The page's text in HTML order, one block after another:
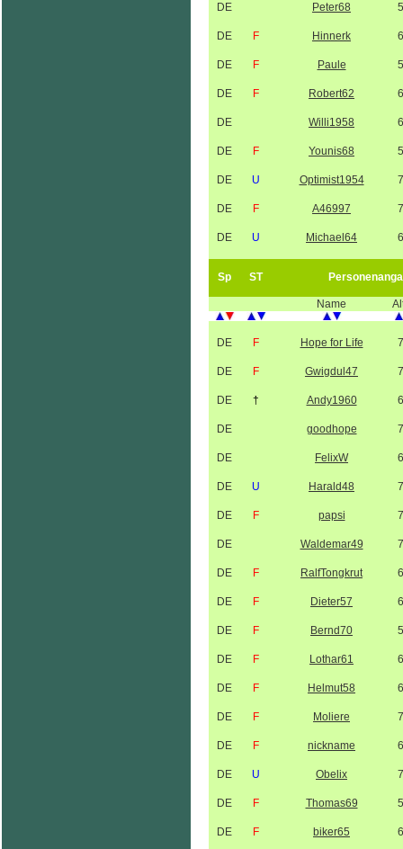
DE Peter68
DE F Hinnerk
DE F Paule
DE F Robert62
DE Willi1958
DE F Younis68
DE U Optimist1954
DE F A46997
DE U Michael64
Sp ST
Name
DE F Hope for Life
DE F Gwigdul47
DE † Andy1960
DE goodhope
DE FelixW
DE U Harald48
DE F papsi
DE Waldemar49
DE F RalfTongkrut
DE F Dieter57
DE F Bernd70
DE F Lothar61
DE F Helmut58
DE F Moliere
DE F nickname
DE U Obelix
DE F Thomas69
DE F biker65